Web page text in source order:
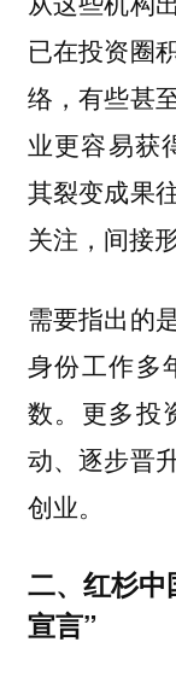
已在投资圈
络，有些甚
业更容易获
其裂变成果
关注，间接
需要指出的
身份工作多
数。更多投
动、逐步晋
创业。
二、红杉中
宣言”